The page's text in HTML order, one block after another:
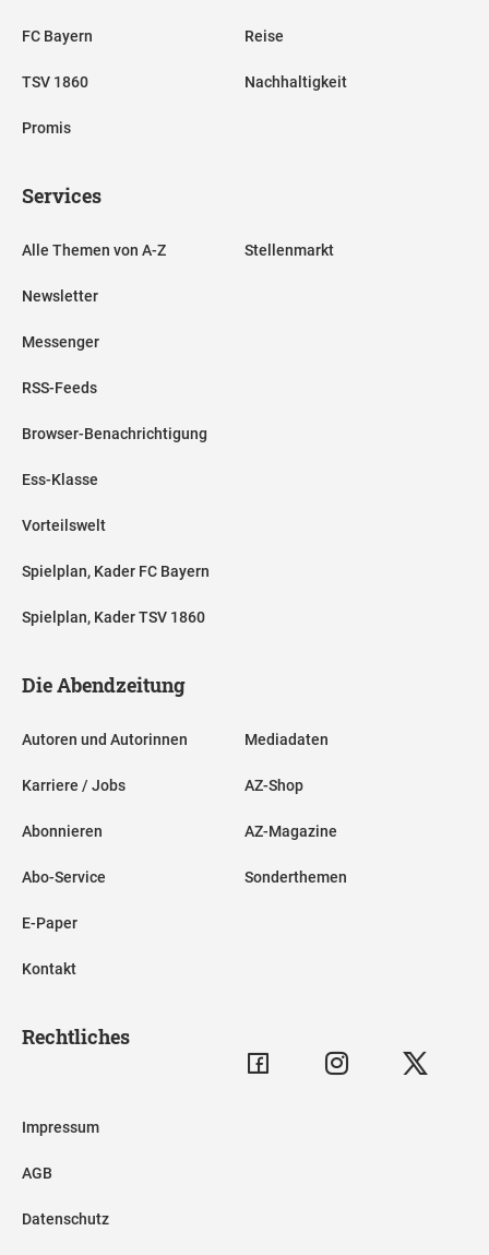
FC Bayern
TSV 1860
Promis
Reise
Nachhaltigkeit
Services
Alle Themen von A-Z
Newsletter
Messenger
RSS-Feeds
Browser-Benachrichtigung
Ess-Klasse
Vorteilswelt
Spielplan, Kader FC Bayern
Spielplan, Kader TSV 1860
Stellenmarkt
Die Abendzeitung
Autoren und Autorinnen
Karriere / Jobs
Abonnieren
Abo-Service
E-Paper
Kontakt
Mediadaten
AZ-Shop
AZ-Magazine
Sonderthemen
Rechtliches
Impressum
AGB
Datenschutz